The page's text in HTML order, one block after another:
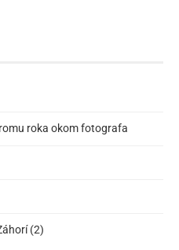
roka okom fotografa
(2)